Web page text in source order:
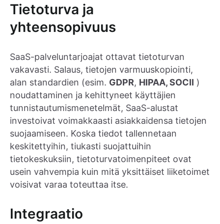
Tietoturva ja
yhteensopivuus
SaaS-palveluntarjoajat ottavat tietoturvan
vakavasti. Salaus, tietojen varmuuskopiointi,
alan standardien (esim. GDPR, HIPAA, SOCII )
noudattaminen ja kehittyneet käyttäjien
tunnistautumismenetelmät, SaaS-alustat
investoivat voimakkaasti asiakkaidensa tietojen
suojaamiseen. Koska tiedot tallennetaan
keskitettyihin, tiukasti suojattuihin
tietokeskuksiin, tietoturvatoimenpiteet ovat
usein vahvempia kuin mitä yksittäiset liiketoimet
voisivat varaa toteuttaa itse.
Integraatio